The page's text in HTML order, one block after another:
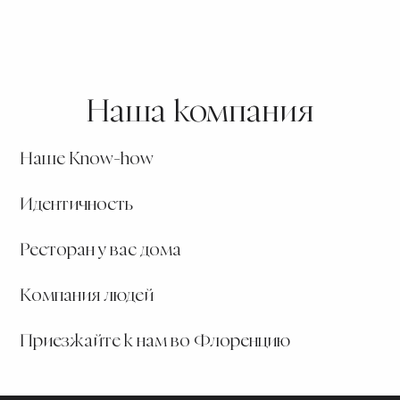
Наша компания
Наше Know-how
Идентичность
Ресторан у вас дома
Компания людей
Приезжайте к нам во Флоренцию